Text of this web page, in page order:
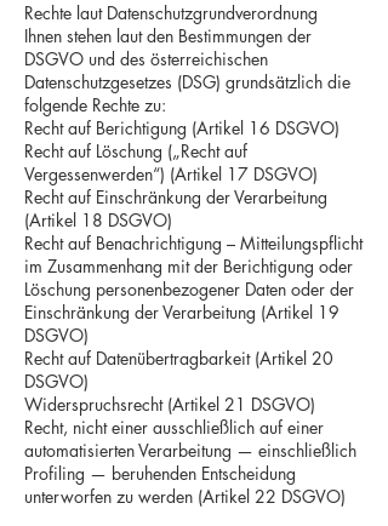
Rechte laut Datenschutzgrundverordnung
Ihnen stehen laut den Bestimmungen der
DSGVO und des österreichischen
Datenschutzgesetzes (DSG) grundsätzlich die
folgende Rechte zu:
Recht auf Berichtigung (Artikel 16 DSGVO)
Recht auf Löschung („Recht auf
Vergessenwerden“) (Artikel 17 DSGVO)
Recht auf Einschränkung der Verarbeitung
(Artikel 18 DSGVO)
Recht auf Benachrichtigung – Mitteilungspflicht
im Zusammenhang mit der Berichtigung oder
Löschung personenbezogener Daten oder der
Einschränkung der Verarbeitung (Artikel 19
DSGVO)
Recht auf Datenübertragbarkeit (Artikel 20
DSGVO)
Widerspruchsrecht (Artikel 21 DSGVO)
Recht, nicht einer ausschließlich auf einer
automatisierten Verarbeitung — einschließlich
Profiling — beruhenden Entscheidung
unterworfen zu werden (Artikel 22 DSGVO)